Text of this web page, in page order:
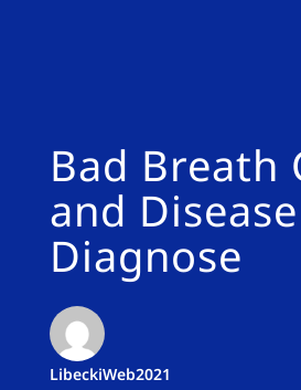
Bad Breath
and Disease
Diagnose
LibeckiWeb2021